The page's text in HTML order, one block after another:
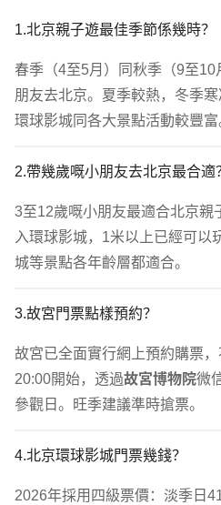
1.北京親子遊最佳季節係幾時？
春季（4至5月）同秋季（9至
朋友去北京。夏季較熱，冬季
環球影城同各大景點活動較豐富
2.帶幾歲嘅小朋友去北京最合適
3至12歲嘅小朋友最適合北京親
入環球影城，1米以上已經可以
城等景點各年齡層都適合。
3.故宮門票點樣預約？
故宮已全面實行網上預約購票
20:00開始，透過故宮博物院微
參觀日。旺季建議準時搶票。
4.北京環球影城門票幾錢？
2026年採用四級票價：淡季日